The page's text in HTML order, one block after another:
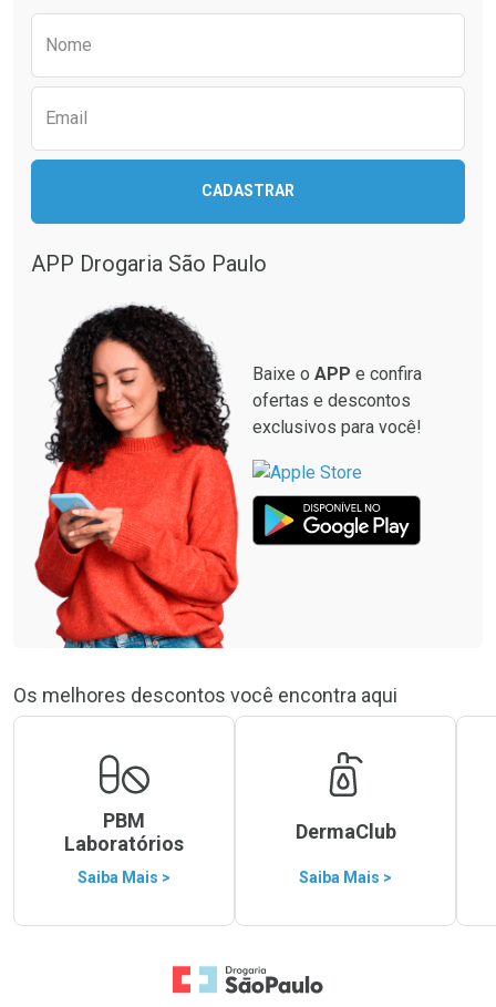
Comprar sem Desconto
Comprar sem Desconto
Nome
Email
CADASTRAR
APP Drogaria São Paulo
Baixe o APP e confira
ofertas e descontos
exclusivos para você!
Os melhores descontos você encontra aqui
PBM
Laboratórios
Saiba Mais >
DermaClub
Saiba Mais >
Ir para a Home